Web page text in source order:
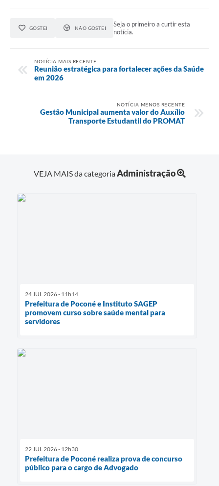
GOSTEI NÃO GOSTEI
Seja o primeiro a curtir esta
notícia.
NOTÍCIA MAIS RECENTE
Reunião estratégica para fortalecer ações da Saúde
em 2026
NOTÍCIA MENOS RECENTE
Gestão Municipal aumenta valor do Auxílio
Transporte Estudantil do PROMAT
VEJA MAIS da categoriaAdministração
24 JUL 2026 - 11h14
Prefeitura de Poconé e Instituto SAGEP
promovem curso sobre saúde mental para
servidores
22 JUL 2026 - 12h30
Prefeitura de Poconé realiza prova de concurso
público para o cargo de Advogado